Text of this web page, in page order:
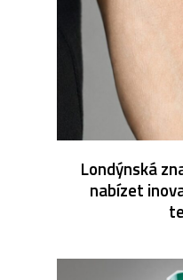
Londýnská
nabízet